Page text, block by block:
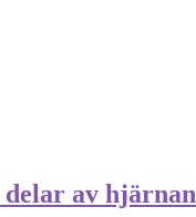
av hjärnan